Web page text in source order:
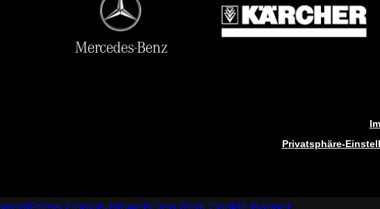
Privatsphäre-